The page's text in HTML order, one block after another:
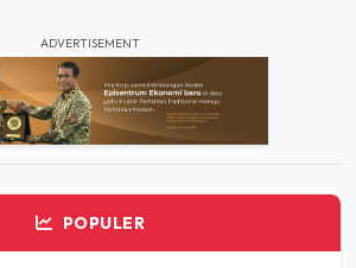
ADVERTISEMENT
POPULER